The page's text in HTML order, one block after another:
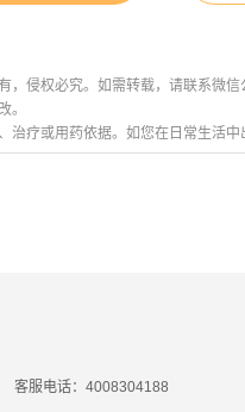
，侵权必究。如需转载，请联系微
。
治疗或用药依据。如您在日常生活
客服电话：4008304188